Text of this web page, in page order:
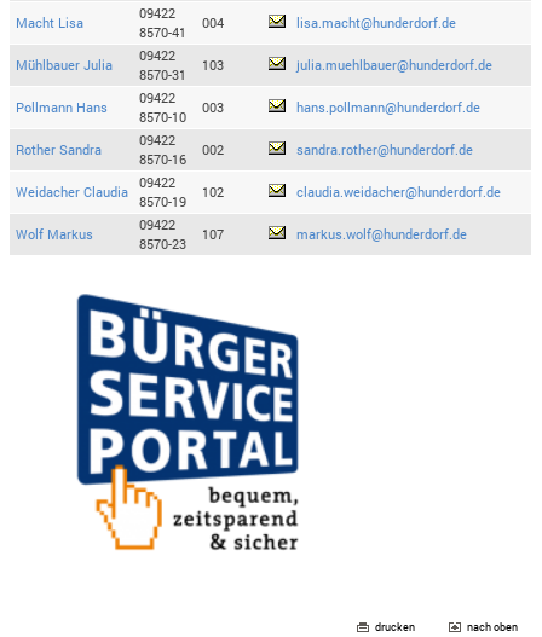
Macht Lisa
09422
8570-41
004 lisa.macht@hunderdorf.de
Mühlbauer Julia
09422
8570-31
103 julia.muehlbauer@hunderdorf.de
Pollmann Hans
09422
8570-10
003 hans.pollmann@hunderdorf.de
Rother Sandra
09422
8570-16
002 sandra.rother@hunderdorf.de
Weidacher Claudia
09422
8570-19
102 claudia.weidacher@hunderdorf.de
Wolf Markus
09422
8570-23
107 markus.wolf@hunderdorf.de
drucken nach oben